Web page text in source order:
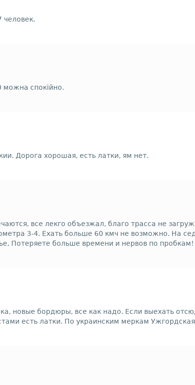
человек.
можна спокійно.
Дорога хорошая, есть латки, ям нет.
все лекго объезжал, благо трасса не
3-4. Ехать больше 60 кмч не возможно. На
Потеряете больше времени и нервов по пробкам!
новые бордюры, все как надо. Если выехать
есть латки. По украинским меркам